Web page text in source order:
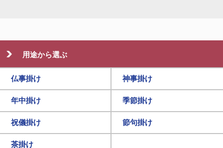
用途から選ぶ
仏事掛け 神事掛け
年中掛け 季節掛け
祝儀掛け 節句掛け
茶掛け